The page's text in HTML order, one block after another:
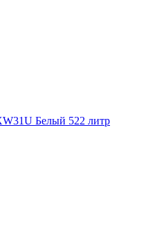
Белый 522 литр